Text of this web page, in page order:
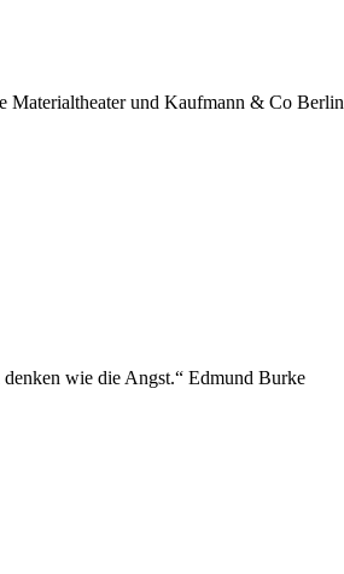
Materialtheater und Kaufmann & Co Berlin
wie die Angst.“ Edmund Burke